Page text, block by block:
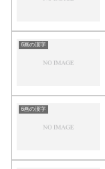
6画の漢字
6画の漢字